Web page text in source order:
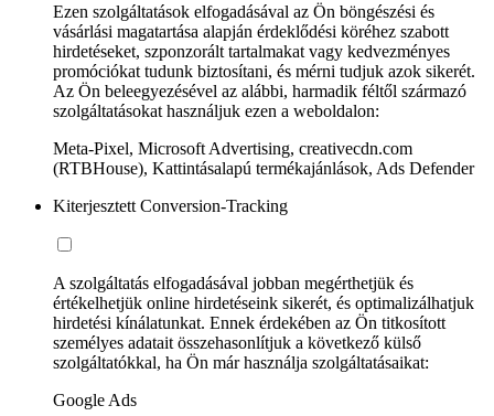
Ezen szolgáltatások elfogadásával az Ön böngészési és
vásárlási magatartása alapján érdeklődési köréhez szabott
hirdetéseket, szponzorált tartalmakat vagy kedvezményes
promóciókat tudunk biztosítani, és mérni tudjuk azok sikerét.
Az Ön beleegyezésével az alábbi, harmadik féltől származó
szolgáltatásokat használjuk ezen a weboldalon:
Meta-Pixel, Microsoft Advertising, creativecdn.com
(RTBHouse), Kattintásalapú termékajánlások, Ads Defender
Kiterjesztett Conversion-Tracking
A szolgáltatás elfogadásával jobban megérthetjük és
értékelhetjük online hirdetéseink sikerét, és optimalizálhatjuk
hirdetési kínálatunkat. Ennek érdekében az Ön titkosított
személyes adatait összehasonlítjuk a következő külső
szolgáltatókkal, ha Ön már használja szolgáltatásaikat:
Google Ads